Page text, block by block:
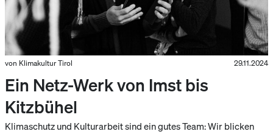
von Klimakultur Tirol 29.11.2024
Ein Netz-Werk von Imst bis
Kitzbühel
Klimaschutz und Kulturarbeit sind ein gutes Team: Wir blicken